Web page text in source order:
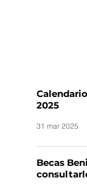
2025
31 mar 2025
Becas